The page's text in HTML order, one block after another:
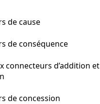
de cause
de conséquence
connecteurs d’addition et
de concession